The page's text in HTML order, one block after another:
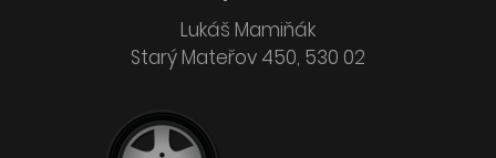
Lukáš Mamiňák
Starý Mateřov 450, 530 02